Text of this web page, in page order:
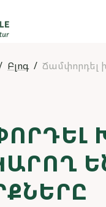
Բլոգ Ճամփորդել